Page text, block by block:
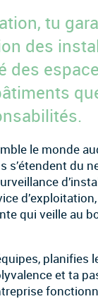
tu
des
des
le monde
s’étendent du
qui veille au
planifies
et ta